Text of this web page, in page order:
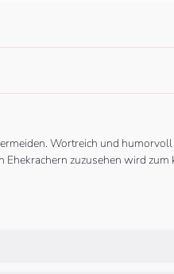
Wortreich und
zuzusehen wird